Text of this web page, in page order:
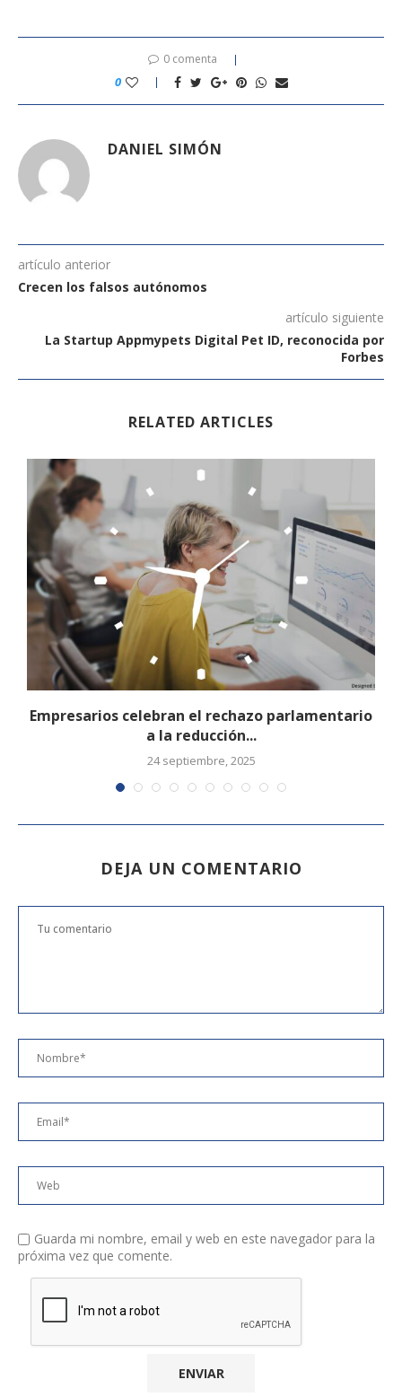
0 comenta
0
DANIEL SIMÓN
artículo anterior
Crecen los falsos autónomos
artículo siguiente
La Startup Appmypets Digital Pet ID, reconocida por
Forbes
RELATED ARTICLES
Empresarios celebran el rechazo parlamentario
a la reducción...
24 septiembre, 2025
DEJA UN COMENTARIO
Guarda mi nombre, email y web en este navegador para la
próxima vez que comente.